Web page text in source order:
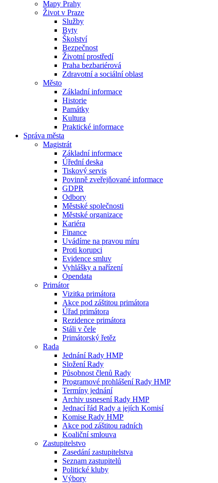
Mapy Prahy
Život v Praze
Služby
Byty
Školství
Bezpečnost
Životní prostředí
Praha bezbariérová
Zdravotní a sociální oblast
Město
Základní informace
Historie
Památky
Kultura
Praktické informace
Správa města
Magistrát
Základní informace
Úřední deska
Tiskový servis
Povinně zveřejňované informace
GDPR
Odbory
Městské společnosti
Městské organizace
Kariéra
Finance
Uvádíme na pravou míru
Proti korupci
Evidence smluv
Vyhlášky a nařízení
Opendata
Primátor
Vizitka primátora
Akce pod záštitou primátora
Úřad primátora
Rezidence primátora
Stáli v čele
Primátorský řetěz
Rada
Jednání Rady HMP
Složení Rady
Působnost členů Rady
Programové prohlášení Rady HMP
Termíny jednání
Archiv usnesení Rady HMP
Jednací řád Rady a jejích Komisí
Komise Rady HMP
Akce pod záštitou radních
Koaliční smlouva
Zastupitelstvo
Zasedání zastupitelstva
Seznam zastupitelů
Politické kluby
Výbory